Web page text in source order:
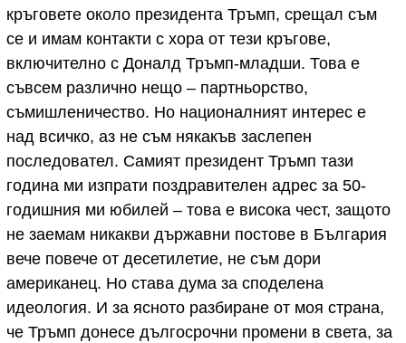
кръговете около президента Тръмп, срещал съм
се и имам контакти с хора от тези кръгове,
включително с Доналд Тръмп-младши. Това е
съвсем различно нещо – партньорство,
съмишленичество. Но националният интерес е
над всичко, аз не съм някакъв заслепен
последовател. Самият президент Тръмп тази
година ми изпрати поздравителен адрес за 50-
годишния ми юбилей – това е висока чест, защото
не заемам никакви държавни постове в България
вече повече от десетилетие, не съм дори
американец. Но става дума за споделена
идеология. И за ясното разбиране от моя страна,
че Тръмп донесе дългосрочни промени в света, за